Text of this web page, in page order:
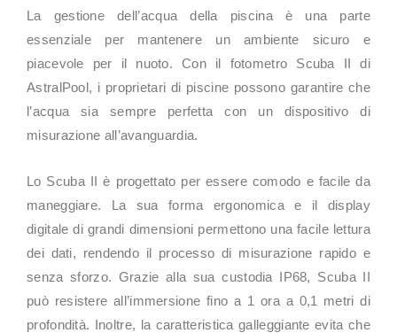
La gestione dell’acqua della piscina è una parte
essenziale per mantenere un ambiente sicuro e
piacevole per il nuoto. Con il fotometro Scuba II di
AstralPool, i proprietari di piscine possono garantire che
l’acqua sia sempre perfetta con un dispositivo di
misurazione all’avanguardia.
Lo Scuba II è progettato per essere comodo e facile da
maneggiare. La sua forma ergonomica e il display
digitale di grandi dimensioni permettono una facile lettura
dei dati, rendendo il processo di misurazione rapido e
senza sforzo. Grazie alla sua custodia IP68, Scuba II
può resistere all’immersione fino a 1 ora a 0,1 metri di
profondità. Inoltre, la caratteristica galleggiante evita che